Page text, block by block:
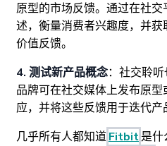
原型的市场反馈。通过在社
述，衡量消费者兴趣度，并
价值反馈。
4. 测试新产品概念：社交聆
品牌可在社交媒体上发布原
应，并将这些反馈用于迭代产
几乎所有人都知道Fitbit是什